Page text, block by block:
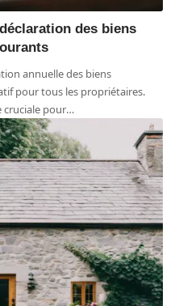
des biens
annuelle des biens
pour tous les propriétaires.
cruciale pour…